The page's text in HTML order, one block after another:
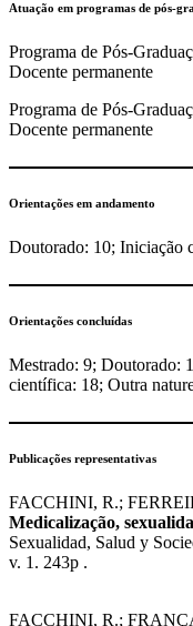
Atuação em programas de pós-
Programa de Pós-
Docente permanente
Programa de Pós-
Docente permanente
Orientações em andamento
Doutorado: 10; Iniciação
Orientações concluídas
Mestrado: 9; Doutorado:
científica: 18; Outra
Publicações representativas
FACCHINI, R.;
Medicalização,
Sexualidad, Salud y
v. 1. 243p .
FACCHINI, R.;